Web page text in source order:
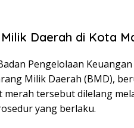
Daerah di Kota
Pengelolaan
Milik Daerah (BMD),
tersebut dilelang
yang berlaku.